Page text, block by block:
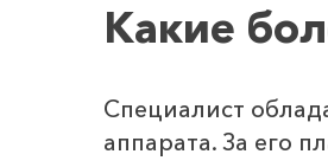
Какие
Специалист
аппарата. За его